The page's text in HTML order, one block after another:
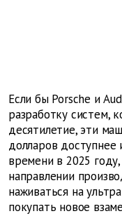
Если бы Porsche и
разработку систем,
десятилетие, эти
долларов
времени в 2025
направлении
наживаться на
покупать новое